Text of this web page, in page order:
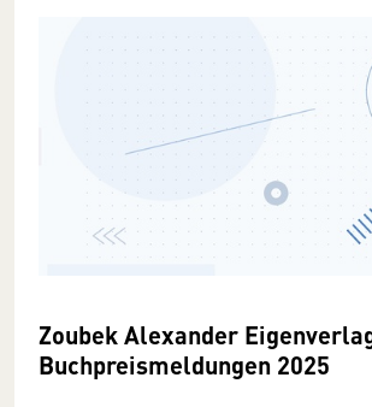
Zoubek Alexander Eigenverlag -
Buchpreismeldungen 2025